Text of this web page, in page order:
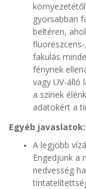
gyorsabban
beltéren,
fakulás
fénynek
vagy UV-álló
a színek
adatokért a
Egyéb javaslatok:
A legjobb
Engedjünk a
nedvesség